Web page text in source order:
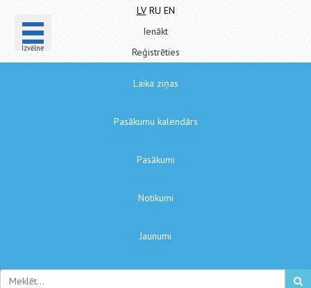
Izvēlne
LV RU EN
Ienākt
Reģistrēties
Laika ziņas
Pasākumu kalendārs
Pasākumi
Notikumi
Jaunumi